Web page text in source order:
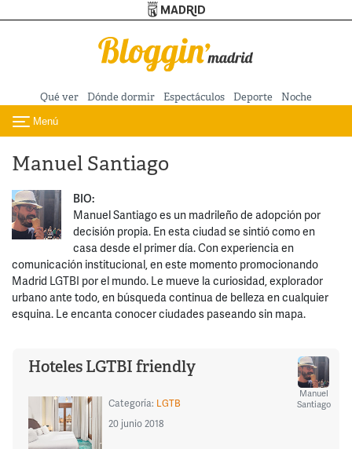
Pasar al contenido principal
Qué ver Dónde dormir Espectáculos Deporte Noche
Toggle navigation
Menú
Manuel Santiago
BIO:
Manuel Santiago es un madrileño de adopción por
decisión propia. En esta ciudad se sintió como en
casa desde el primer día. Con experiencia en
comunicación institucional, en este momento promocionando
Madrid LGTBI por el mundo. Le mueve la curiosidad, explorador
urbano ante todo, en búsqueda continua de belleza en cualquier
esquina. Le encanta conocer ciudades paseando sin mapa.
Hoteles LGTBI friendly
Manuel
Santiago
Categoría: LGTB
20 junio 2018